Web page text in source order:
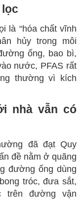
lọc
là “hóa chất vĩnh
hủy trong môi
ống, bao bì,
nước, PFAS rất
thường vì kích
nhà vẫn có
đã đạt Quy
đề nằm ở quãng
đường ống dùng
tróc, đưa sắt,
trên đường vận